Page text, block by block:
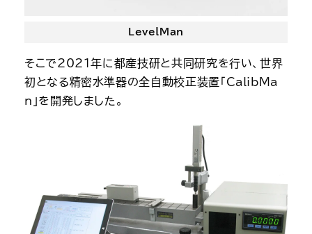
LevelMan
そこで2021年に都産技研と共同研究を行い、世界
初となる精密水準器の全自動校正装置「CalibMa
n」を開発しました。